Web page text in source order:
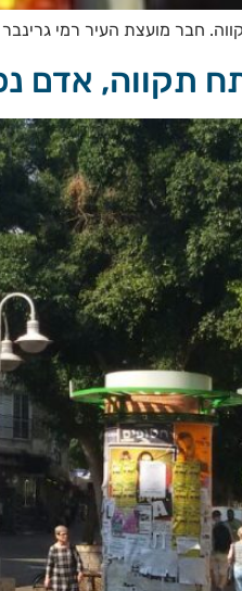
חבר מועצת העיר רמי
תקווה, אדם